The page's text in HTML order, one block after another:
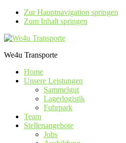
Zur Hauptnavigation springen
Zum Inhalt springen
We4u Transporte
Home
Unsere Leistungen
Sammelgut
Lagerlogistik
Fuhrpark
Team
Stellenangebote
Jobs